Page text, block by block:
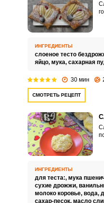
ИНГРЕДИЕНТЫ
слоеное тесто
яйцо, мука, сахарная
30 мин
СМОТРЕТЬ РЕЦЕПТ
ИНГРЕДИЕНТЫ
для теста:, мука
сухие дрожжи,
молоко коровье, вода,
сахар-песок, масло